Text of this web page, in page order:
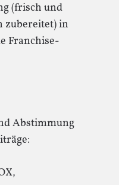
(frisch und
zubereitet) in
Franchise-
Abstimmung